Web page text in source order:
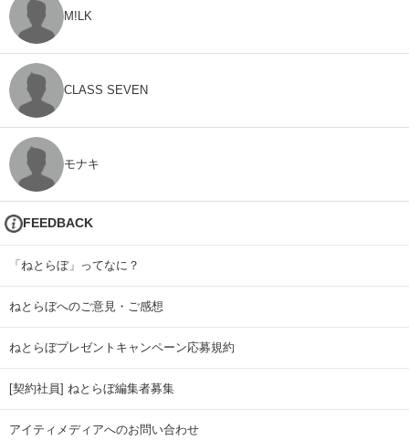
M!LK
CLASS SEVEN
モナキ
FEEDBACK
「ねとらぼ」ってなに？
ねとらぼへのご意見・ご感想
ねとらぼプレゼントキャンペーン応募規約
[契約社員] ねとらぼ編集者募集
アイティメディアへのお問い合わせ